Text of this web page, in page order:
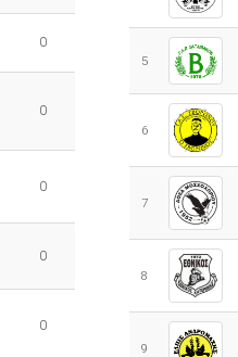
5
6
7
8
9
0
0
0
0
0